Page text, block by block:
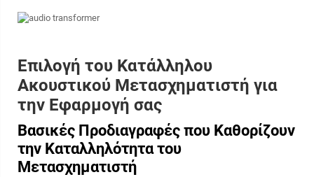
Επιλογή του Κατάλληλου
Ακουστικού Μετασχηματιστή για
την Εφαρμογή σας
Βασικές Προδιαγραφές που Καθορίζουν
την Καταλληλότητα του
Μετασχηματιστή